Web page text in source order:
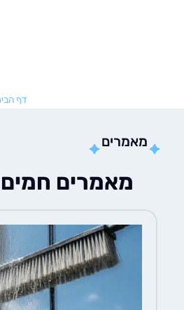
»בלוג
מאמרים חמים